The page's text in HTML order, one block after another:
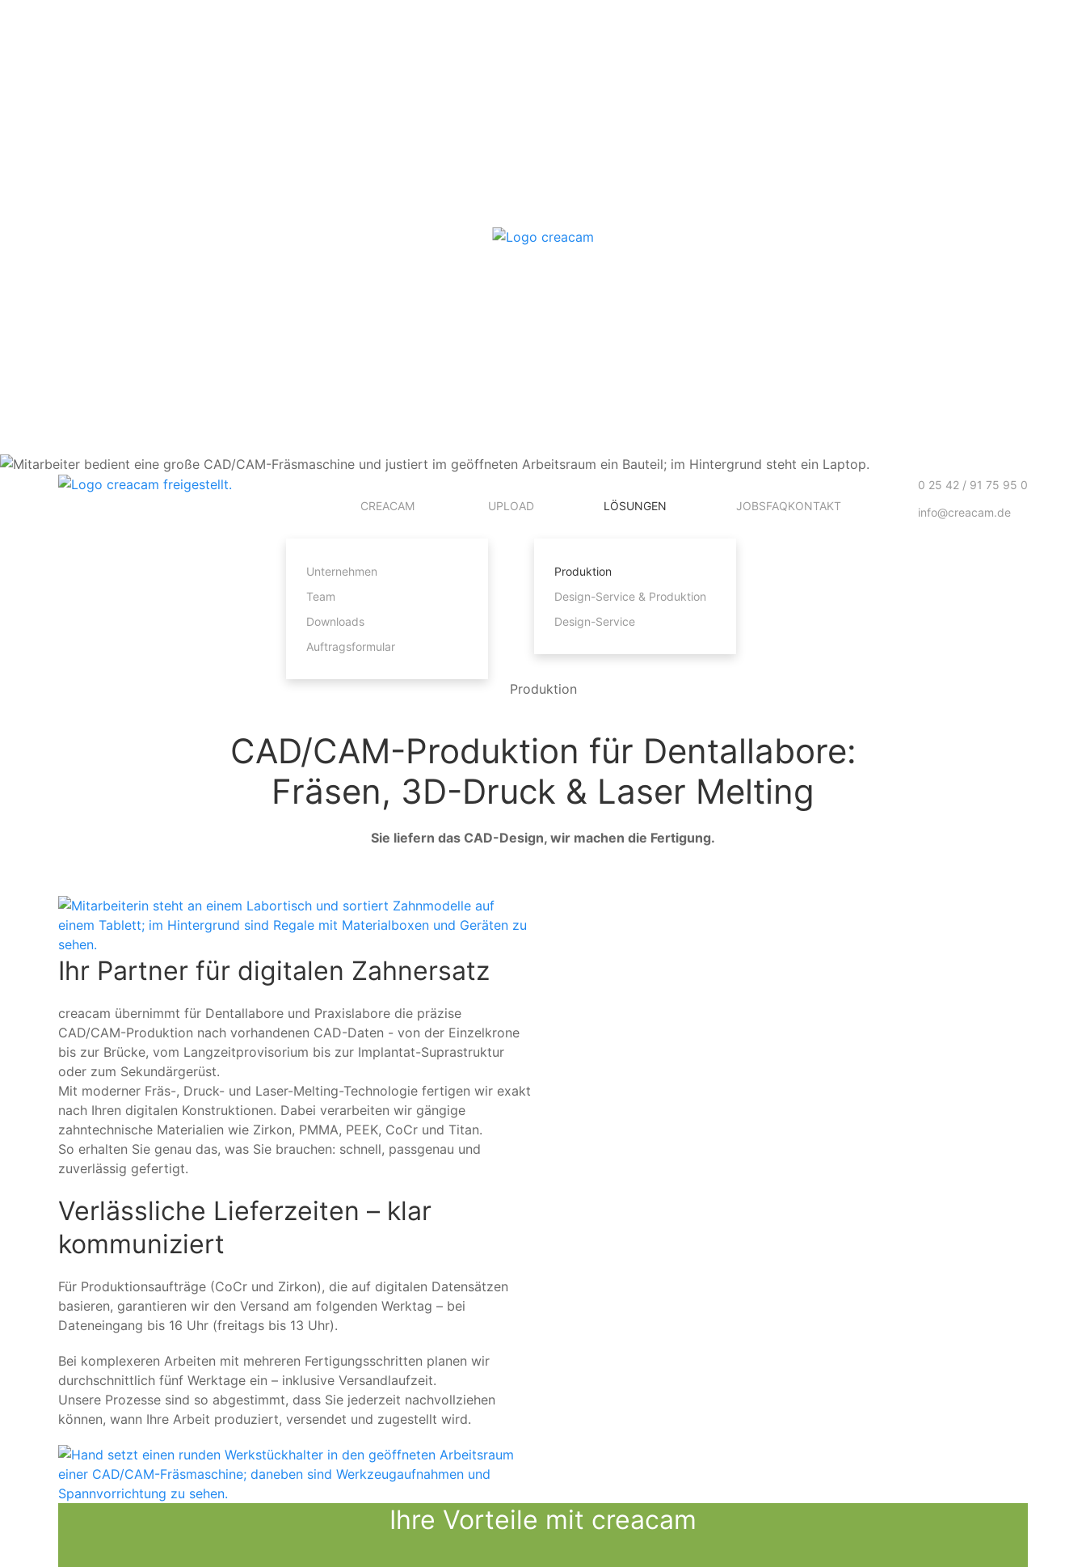
CREACAM
Unternehmen
Team
Downloads
Auftragsformular
UPLOAD LÖSUNGEN
Produktion
Design-Service & Produktion
Design-Service
JOBSFAQKONTAKT
0 25 42 / 91 75 95 0
info@creacam.de
Produktion
CAD/CAM-Produktion für Dentallabore:
Fräsen, 3D-Druck & Laser Melting
Sie liefern das CAD-Design, wir machen die Fertigung.
Ihr Partner für digitalen Zahnersatz
creacam übernimmt für Dentallabore und Praxislabore die präzise
CAD/CAM-Produktion nach vorhandenen CAD-Daten - von der Einzelkrone
bis zur Brücke, vom Langzeitprovisorium bis zur Implantat-Suprastruktur
oder zum Sekundärgerüst.
Mit moderner Fräs-, Druck- und Laser-Melting-Technologie fertigen wir exakt
nach Ihren digitalen Konstruktionen. Dabei verarbeiten wir gängige
zahntechnische Materialien wie Zirkon, PMMA, PEEK, CoCr und Titan.
So erhalten Sie genau das, was Sie brauchen: schnell, passgenau und
zuverlässig gefertigt.
Verlässliche Lieferzeiten – klar
kommuniziert
Für Produktionsaufträge (CoCr und Zirkon), die auf digitalen Datensätzen
basieren, garantieren wir den Versand am folgenden Werktag – bei
Dateneingang bis 16 Uhr (freitags bis 13 Uhr).
Bei komplexeren Arbeiten mit mehreren Fertigungsschritten planen wir
durchschnittlich fünf Werktage ein – inklusive Versandlaufzeit.
Unsere Prozesse sind so abgestimmt, dass Sie jederzeit nachvollziehen
können, wann Ihre Arbeit produziert, versendet und zugestellt wird.
Ihre Vorteile mit creacam